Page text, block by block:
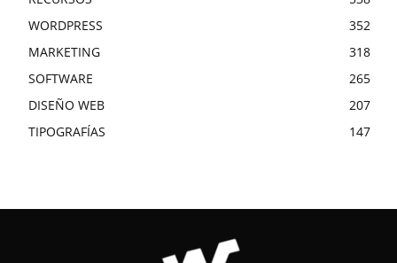
WORDPRESS
352
MARKETING
318
SOFTWARE
265
DISEÑO WEB
207
TIPOGRAFÍAS
147